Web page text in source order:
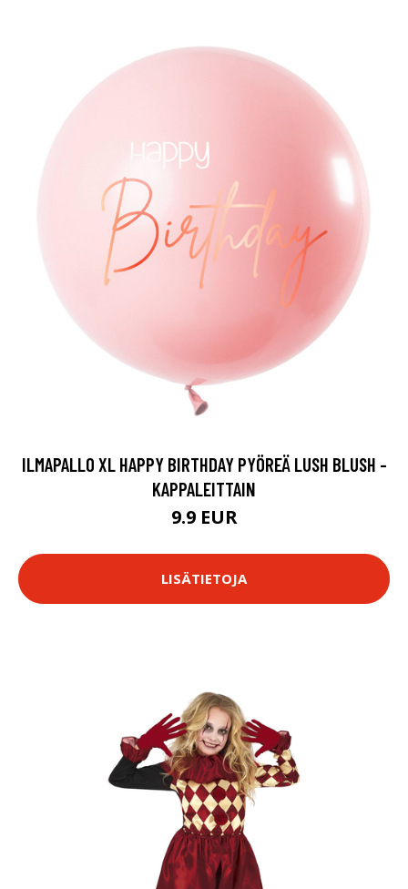
ILMAPALLO XL HAPPY BIRTHDAY PYÖREÄ LUSH BLUSH -
KAPPALEITTAIN
9.9 EUR
LISÄTIETOJA